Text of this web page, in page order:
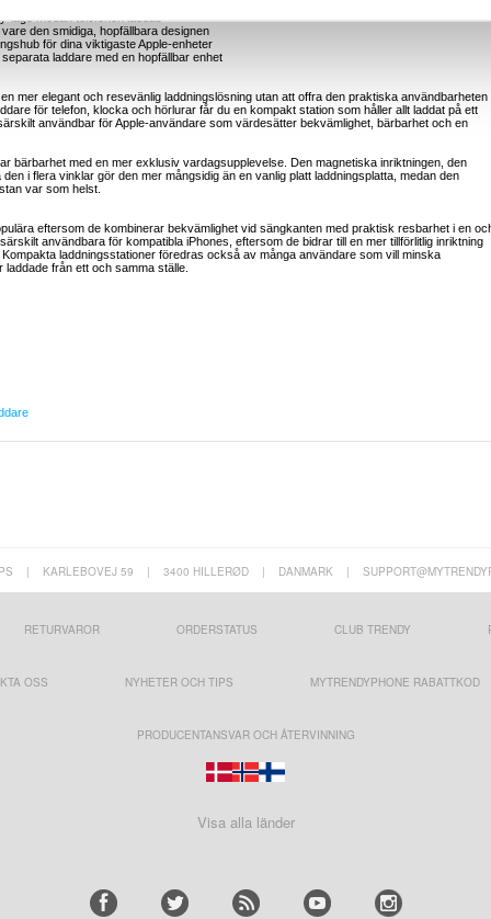
den smidiga, hopfällbara designen
för dina viktigaste Apple-enheter
laddare med en hopfällbar enhet
mer elegant och resevänlig laddningslösning utan att offra den praktiska användbarheten
för telefon, klocka och hörlurar får du en kompakt station som håller allt laddat på ett
användbar för Apple-användare som värdesätter bekvämlighet, bärbarhet och en
bärbarhet med en mer exklusiv vardagsupplevelse. Den magnetiska inriktningen, den
i flera vinklar gör den mer mångsidig än en vanlig platt laddningsplatta, medan den
var som helst.
eftersom de kombinerar bekvämlighet vid sängkanten med praktisk resbarhet i en
användbara för kompatibla iPhones, eftersom de bidrar till en mer tillförlitlig inriktning
laddningsstationer föredras också av många användare som vill minska
från ett och samma ställe.
| KARLEBOVEJ 59 | 3400 HILLERØD | DANMARK |
RETURVAROR ORDERSTATUS CLUB TRENDY
OSS NYHETER OCH TIPS MYTRENDYPHONE RABATTKOD
PRODUCENTANSVAR OCH ÅTERVINNING
Visa alla länder